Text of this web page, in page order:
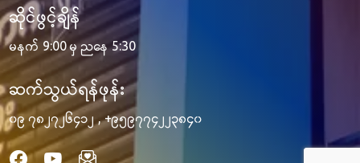
ဆိုင်ဖွင့်ချိန်
မနက် 9:00 မှ ညနေ 5:30
ဆက်သွယ်ရန်ဖုန်း
၀၉ ၇၈၂၇၂၆၄၁၂ ,+၉၅၉၇၇၄၂၂၃၈၄၀